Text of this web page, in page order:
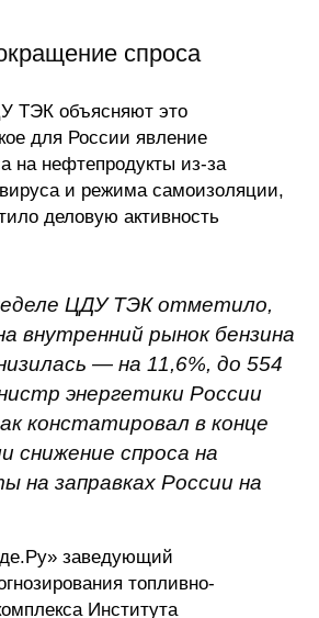
прогнозы
прогноз
промышленного
Система Климатического
спроса
ТЭК объясняют это
для России явление
на нефтепродукты из-за
и режима самоизоляции,
деловую активность
ЦДУ ТЭК отметило,
внутренний рынок бензина
— на 11,6%, до 554
энергетики России
констатировал в конце
снижение спроса на
на заправках России на
заведующий
топливно-
Института